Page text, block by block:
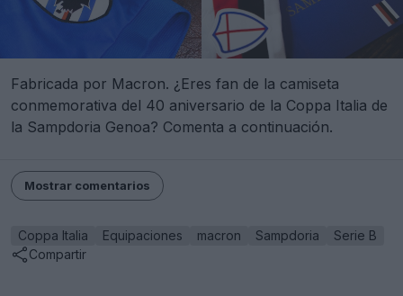
Fabricada por Macron. ¿Eres fan de la camiseta
conmemorativa del 40 aniversario de la Coppa Italia de
la Sampdoria Genoa? Comenta a continuación.
Mostrar comentarios
Coppa Italia Equipaciones macron Sampdoria
Serie B
Compartir